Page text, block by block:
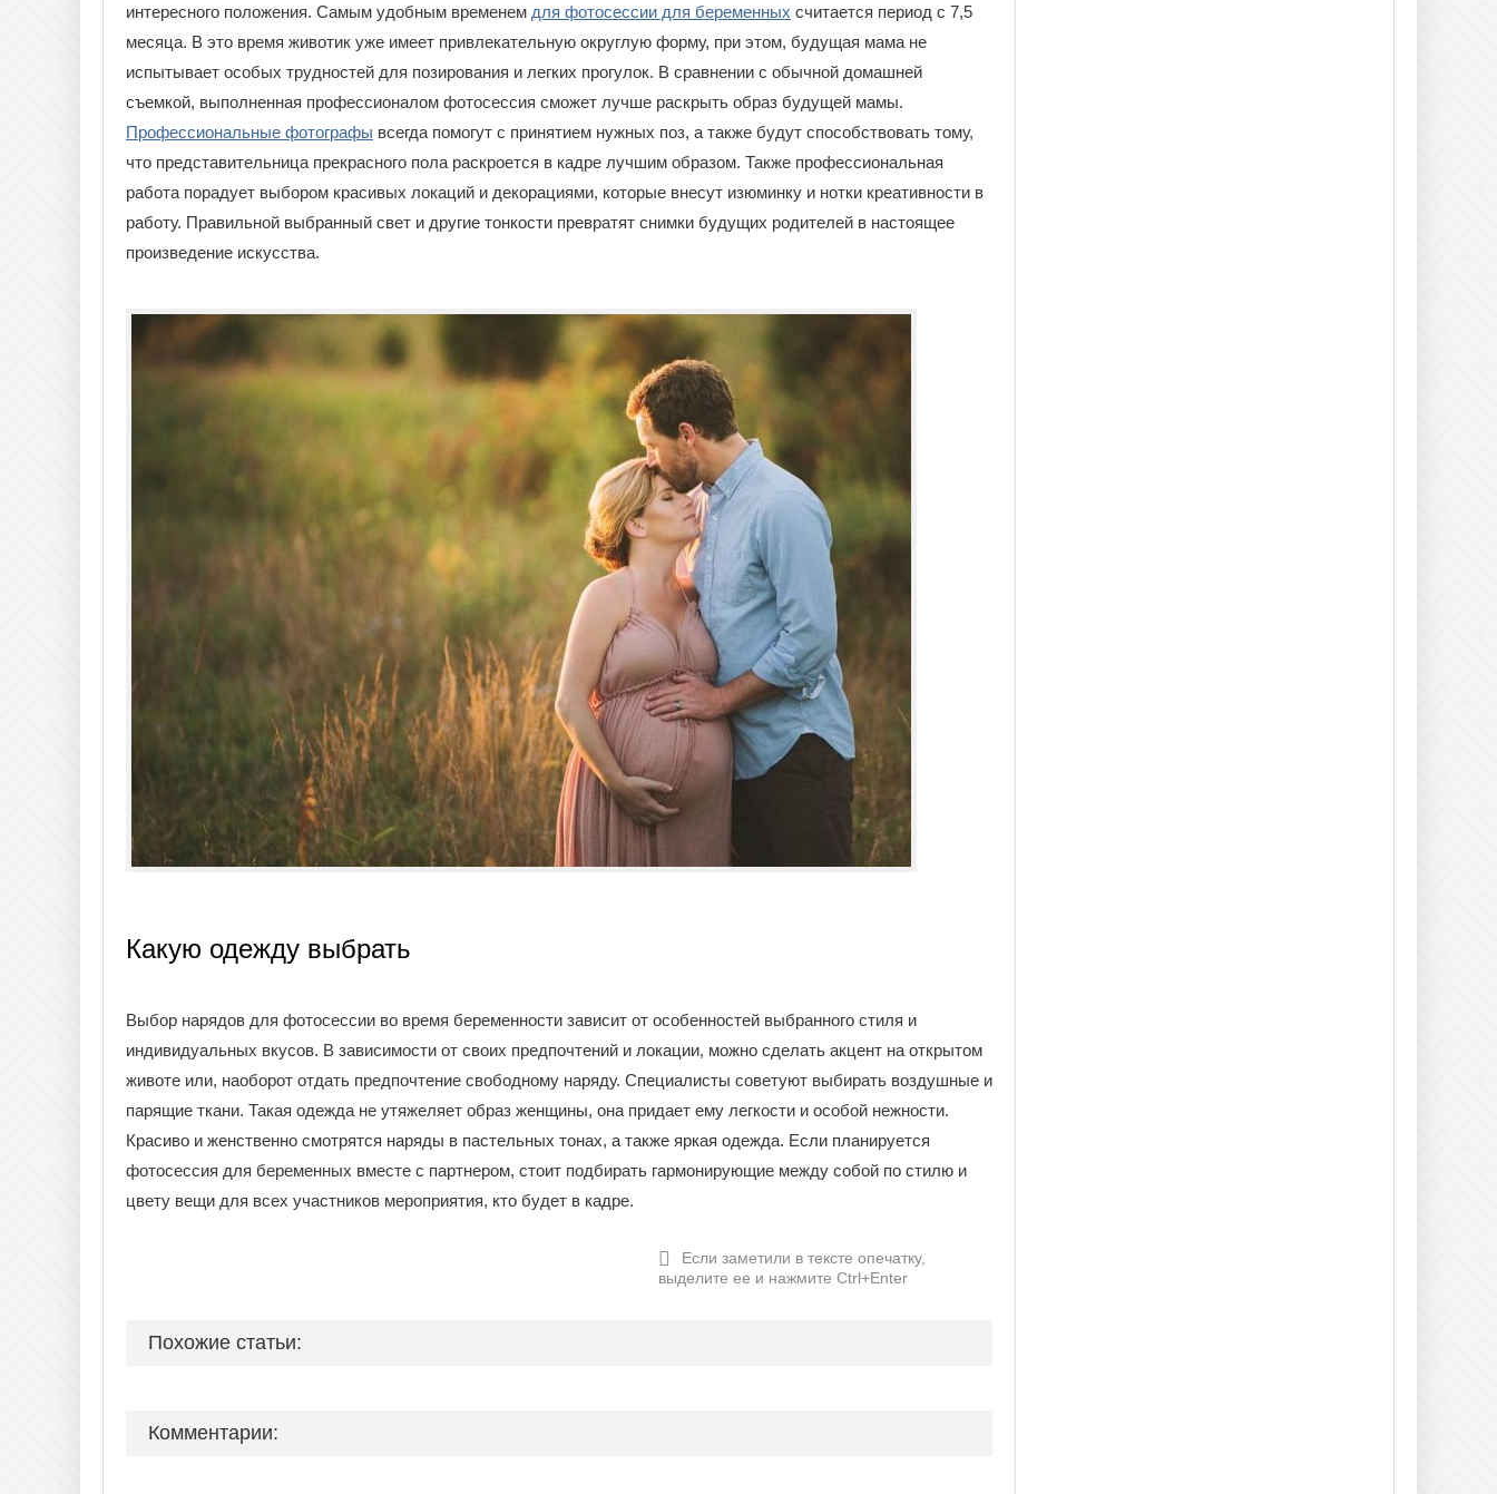
интересного положения. Самым удобным временем для фотосессии для беременных считается период с 7,5
месяца. В это время животик уже имеет привлекательную округлую форму, при этом, будущая мама не
испытывает особых трудностей для позирования и легких прогулок. В сравнении с обычной домашней
съемкой, выполненная профессионалом фотосессия сможет лучше раскрыть образ будущей мамы.
Профессиональные фотографы всегда помогут с принятием нужных поз, а также будут способствовать тому,
что представительница прекрасного пола раскроется в кадре лучшим образом. Также профессиональная
работа порадует выбором красивых локаций и декорациями, которые внесут изюминку и нотки креативности в
работу. Правильной выбранный свет и другие тонкости превратят снимки будущих родителей в настоящее
произведение искусства.
Какую одежду выбрать
Выбор нарядов для фотосессии во время беременности зависит от особенностей выбранного стиля и
индивидуальных вкусов. В зависимости от своих предпочтений и локации, можно сделать акцент на открытом
животе или, наоборот отдать предпочтение свободному наряду. Специалисты советуют выбирать воздушные и
парящие ткани. Такая одежда не утяжеляет образ женщины, она придает ему легкости и особой нежности.
Красиво и женственно смотрятся наряды в пастельных тонах, а также яркая одежда. Если планируется
фотосессия для беременных вместе с партнером, стоит подбирать гармонирующие между собой по стилю и
цвету вещи для всех участников мероприятия, кто будет в кадре.
Похожие статьи:
Комментарии: